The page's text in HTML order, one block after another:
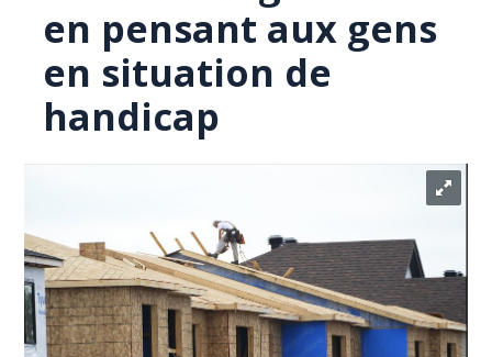
en pensant aux gens
en situation de
handicap